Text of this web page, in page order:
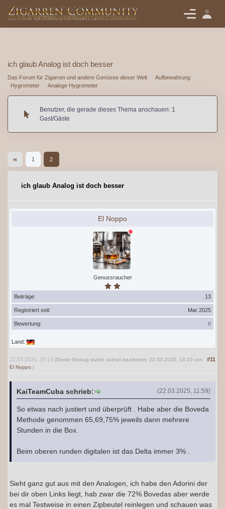
ich glaub Analog ist doch besser
Das Forum für Zigarren und andere Genüsse dieser Welt
Aufbewahrung
Hygrometer
Analoge Hygrometer
Benutzer, die gerade dieses Thema anschauen: 1
Gast/Gäste
1 2
ich glaub Analog ist doch besser
El Noppo
Genussraucher
Beiträge: 13
Registriert seit: Mar 2025
Bewertung: 0
Land:
#11
22.03.2025, 16:10(Dieser Beitrag wurde zuletzt bearbeitet: 22.03.2025, 16:10 von
El Noppo .)
(22.03.2025, 11:59)
KaiTeamCuba schrieb:
So etwas nach justiert und überprüft . Habe aber die Boveda
Methode genommen 65,69,75% jeweils dann mehrere
Stunden in die Box.
Beim oberen runden digitalen ist das Delta immer 3% .
Sieht ganz gut aus mit den Analogen, ich habe den Adorini der
bei dir oben Links liegt, hab zwar die 72% Bovedas aber werde
es mal Testweise in einen Zipbeutel reinlegen und schauen was